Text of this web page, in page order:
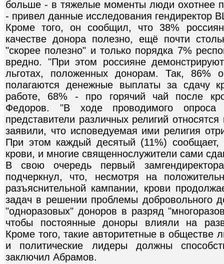
больше - в тяжелые моменты люди охотнее
- привел данные исследования гендиректор
Кроме того, он сообщил, что 38%
качестве донора полезно, ещё почти
"скорее полезно" и только порядка 7%
вредно. "При этом россияне
льготах, положенных донорам. Так, 86%
полагаются денежные выплаты за сдачу
работе, 68% - про горячий чай после
Федоров. "В ходе проводимого опроса
представители различных религий
заявили, что исповедуемая ими религия
При этом каждый десятый (11%) сообщает,
крови, и многие священнослужители сами
В свою очередь первый
подчеркнул, что, несмотря на
разъяснительной кампании, крови
задач в решении проблемы добровольного
"одноразовых" доноров в разряд
чтобы постоянные доноры влияли на
Кроме того, такие авторитетные в обществе
и политические лидеры должны
заключил Абрамов.